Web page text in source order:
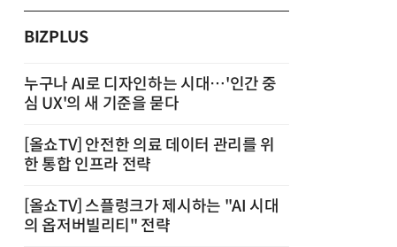
BIZPLUS
누구나 AI로 디자인하는 시대…'인간 중
심 UX'의 새 기준을 묻다
[올쇼TV] 안전한 의료 데이터 관리를 위
한 통합 인프라 전략
[올쇼TV] 스플렁크가 제시하는 "AI 시대
의 옵저버빌리티" 전략